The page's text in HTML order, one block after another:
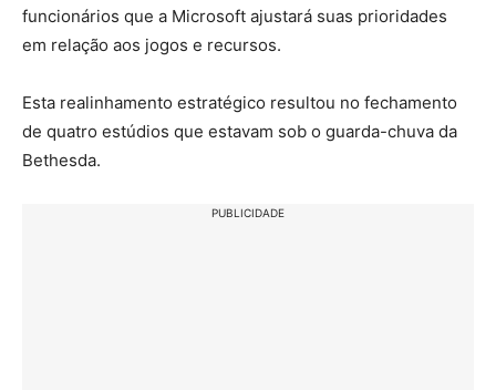
funcionários que a Microsoft ajustará suas prioridades
em relação aos jogos e recursos.
Esta realinhamento estratégico resultou no fechamento
de quatro estúdios que estavam sob o guarda-chuva da
Bethesda.
PUBLICIDADE